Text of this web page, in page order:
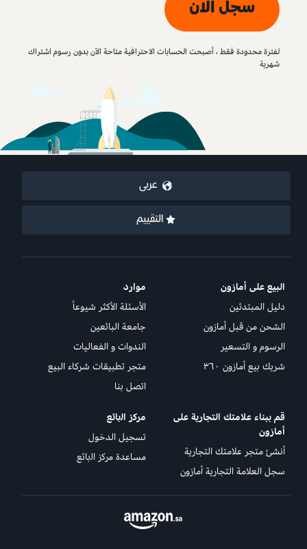
سجل الان
لفترة محدودة فقط ، أصبحت الحسابات الاحترافية متاحة الآن بدون رسوم اشتراك
شهرية
عربى
التقييم
البيع على أمازون
دليل المبتدئين
الشحن من قبل أمازون
الرسوم و التسعير
شريك بيع أمازون ٣٦٠
موارد
الأسئلة الأكثر شيوعاً
جامعة البائعين
الندوات و الفعاليات
متجر تطبيقات شركاء البيع
اتصل بنا
قم ببناء علامتك التجارية على
أمازون
أنشئ متجر علامتك التجارية
سجل العلامة التجارية أمازون
ﻣرﻛز اﻟﺑﺎﺋﻊ
تسجيل الدخول
مساعدة ﻣرﻛز اﻟﺑﺎﺋﻊ